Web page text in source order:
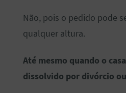
Não, pois o pedido pode
qualquer altura.
Até mesmo quando o
dissolvido por divórcio